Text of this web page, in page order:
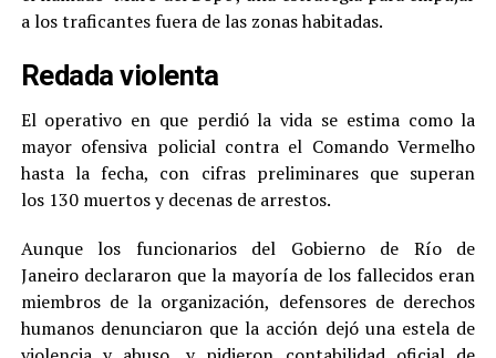
a los traficantes fuera de las zonas habitadas.
Redada violenta
El operativo en que perdió la vida se estima como la
mayor ofensiva policial contra el Comando Vermelho
hasta la fecha, con cifras preliminares que superan
los 130 muertos y decenas de arrestos.
Aunque los funcionarios del Gobierno de Río de
Janeiro declararon que la mayoría de los fallecidos eran
miembros de la organización, defensores de derechos
humanos denunciaron que la acción dejó una estela de